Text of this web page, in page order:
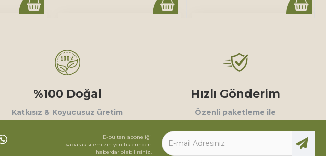
%100 Doğal
Katkısız & Koyucusuz üretim
Hızlı Gönderim
Özenli paketleme ile
E-bülten aboneliği
yaparak sitemizin yeniliklerinden
haberdar olabilirsiniz.